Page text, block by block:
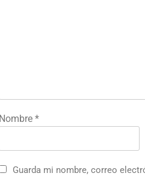
Nombre *
Guarda mi nombre, correo